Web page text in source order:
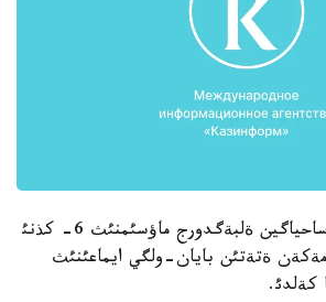
موثعوليا پرةزيدةنتئ ساحياگين ةلبةگدورج ماؤسئمنئث 6- كذنئ
مةكةن ةتةتئن بايان-ولگي ايماعئنئث
كةلدئ.